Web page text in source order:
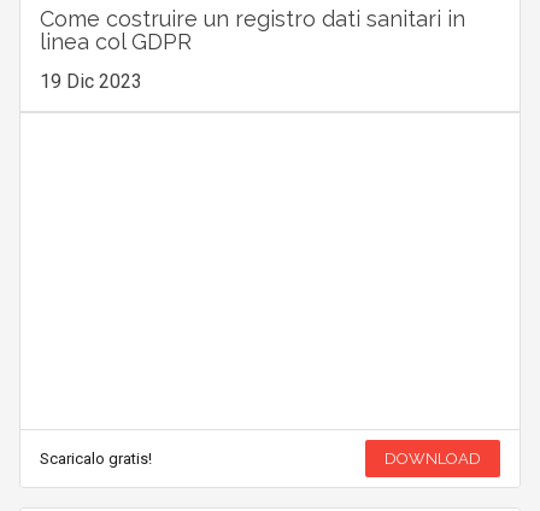
Come costruire un registro dati sanitari in
linea col GDPR
19 Dic 2023
Scaricalo gratis! DOWNLOAD